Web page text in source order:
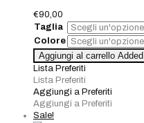
€90,00
Taglia
Colore
Borsetta
Strass
quantità
Aggiungi al carrello Added
Lista Preferiti
Lista Preferiti
Aggiungi a Preferiti
Aggiungi a Preferiti
Sale!